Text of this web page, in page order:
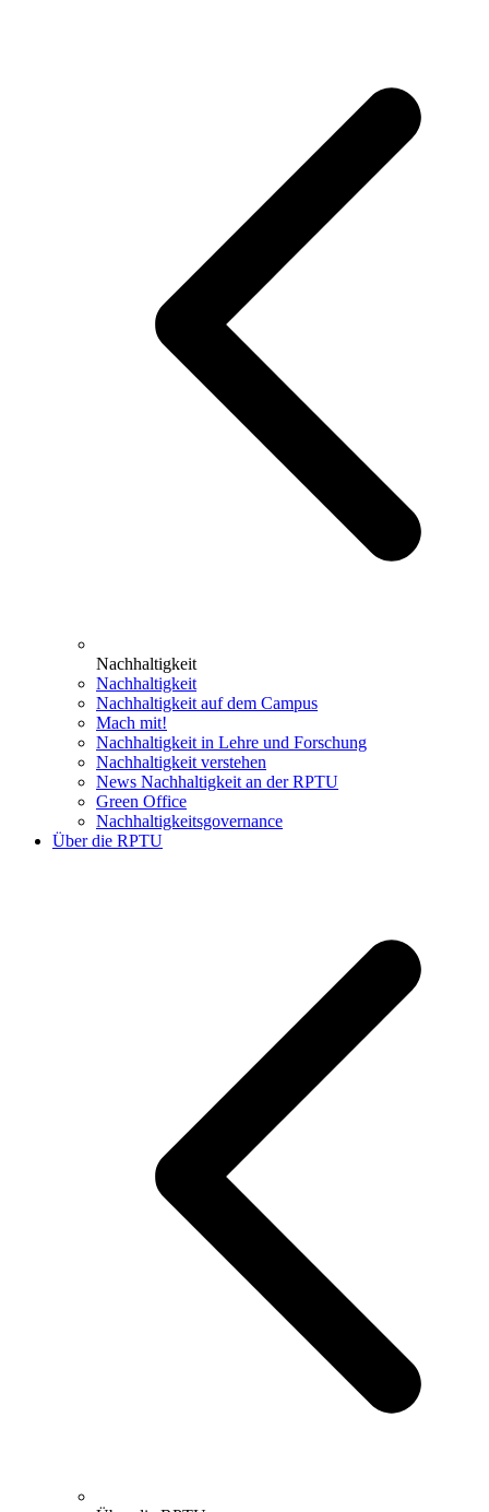
Nachhaltigkeit
Nachhaltigkeit
Nachhaltigkeit auf dem Campus
Mach mit!
Nachhaltigkeit in Lehre und Forschung
Nachhaltigkeit verstehen
News Nachhaltigkeit an der RPTU
Green Office
Nachhaltigkeitsgovernance
Über die RPTU